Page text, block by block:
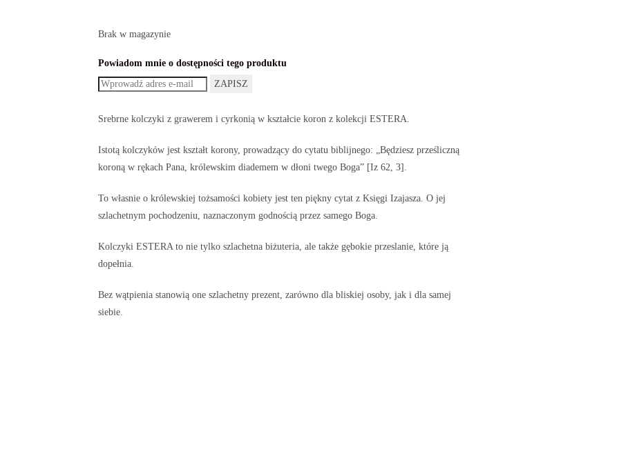
Brak w magazynie
Powiadom mnie o dostępności tego produktu
ZAPISZ
Srebrne kolczyki z grawerem i cyrkonią w kształcie koron z kolekcji ESTERA.
Istotą kolczyków jest kształt korony, prowadzący do cytatu biblijnego: „Będziesz prześliczną
koroną w rękach Pana, królewskim diademem w dłoni twego Boga” [Iz 62, 3].
To własnie o królewskiej tożsamości kobiety jest ten piękny cytat z Księgi Izajasza. O jej
szlachetnym pochodzeniu, naznaczonym godnością przez samego Boga.
Kolczyki ESTERA to nie tylko szlachetna biżuteria, ale także gębokie przeslanie, które ją
dopełnia.
Bez wątpienia stanowią one szlachetny prezent, zarówno dla bliskiej osoby, jak i dla samej
siebie.